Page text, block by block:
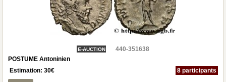
E-AUCTION
440-351638
POSTUME Antoninien
Estimation: 30€ 8 participants